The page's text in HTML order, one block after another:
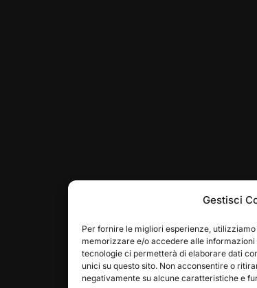
Gestisci
Per fornire le migliori esperienze,
memorizzare e/o accedere alle informazioni
tecnologie ci permetterà di elaborare dati
unici su questo sito. Non acconsentire o
negativamente su alcune caratteristiche e